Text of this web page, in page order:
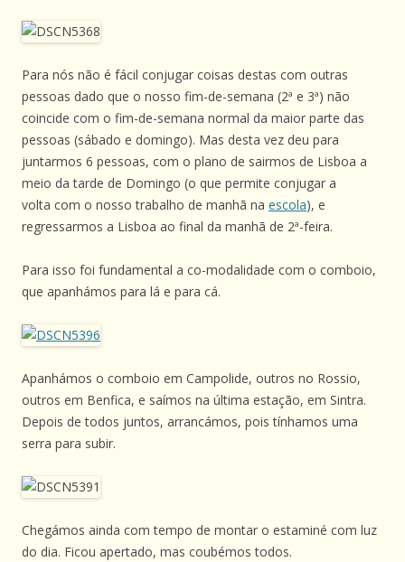
Para nós não é fácil conjugar coisas destas com outras
pessoas dado que o nosso fim-de-semana (2ª e 3ª) não
coincide com o fim-de-semana normal da maior parte das
pessoas (sábado e domingo). Mas desta vez deu para
juntarmos 6 pessoas, com o plano de sairmos de Lisboa a
meio da tarde de Domingo (o que permite conjugar a
volta com o nosso trabalho de manhã na escola), e
regressarmos a Lisboa ao final da manhã de 2ª-feira.
Para isso foi fundamental a co-modalidade com o comboio,
que apanhámos para lá e para cá.
Apanhámos o comboio em Campolide, outros no Rossio,
outros em Benfica, e saímos na última estação, em Sintra.
Depois de todos juntos, arrancámos, pois tínhamos uma
serra para subir.
Chegámos ainda com tempo de montar o estaminé com luz
do dia. Ficou apertado, mas coubémos todos.